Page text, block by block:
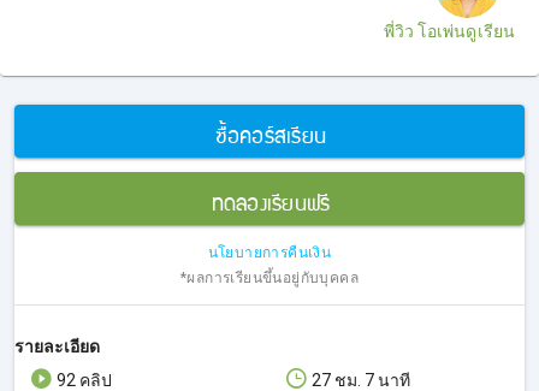
พี่วิว โอเพ่นดูเรียน
ซื้อคอร์สเรียน
ทดลองเรียนฟรี
นโยบายการคืนเงิน
*ผลการเรียนขึ้นอยู่กับบุคคล
รายละเอียด
92 คลิป
27 ชม. 7 นาที